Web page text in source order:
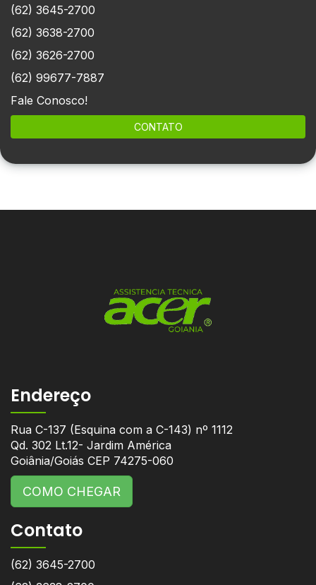
(62) 3645-2700
(62) 3638-2700
(62) 3626-2700
(62) 99677-7887
Fale Conosco!
CONTATO
Endereço
Rua C-137 (Esquina com a C-143) nº 1112
Qd. 302 Lt.12- Jardim América
Goiânia/Goiás CEP 74275-060
COMO CHEGAR
Contato
(62) 3645-2700